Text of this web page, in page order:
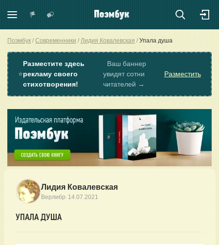
Поэмбук Современники Лидия Ковалевская Упала душа
⭐
Разместите здесь
рекламу своего
стихотворения!
Ваш баннер
увидят сотни
читателей →
Разместить
Лидия Ковалевская
Верлибр · 14.07.2021
УПАЛА ДУША